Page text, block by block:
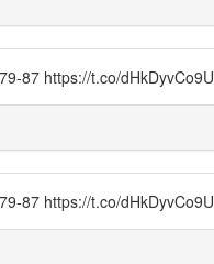
87 https://t.co/dHkDyvCo9U
87 https://t.co/dHkDyvCo9U